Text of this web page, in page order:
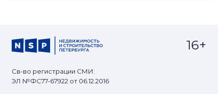
Св-во регистрации СМИ:
ЭЛ №ФС77-67922 от 06.12.2016
16+